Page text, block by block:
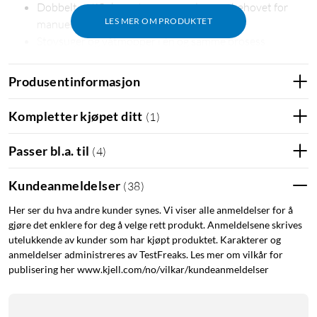
LES MER OM PRODUKTET
Dobbelt antiflokesystem som reduserer behovet for
manuell rengjøring
Støvsuger og våtmopper i én og samme prosess
Styres enkelt via appen med tidsinnstilling, soner og
justerbar sugekraft
Smart rengjøring med kraft og kontroll
Robotstøvsugeren kombinerer sterk sugestyrke med presis
smuss og støv fra både tepper og sprekker. Når roboten
opp støv og hår i dybden, og går deretter tilbake til normalt
nivå på harde gulv. Ved hjelp av avansert LiDAR-navigering
kartlegges hjemmet i sanntid og den mest effektive ruten
planlegges – rom for rom, sone for sone. Resultatet er et
Produsentinformasjon
Kompletter kjøpet ditt (1 )
Passer bl.a. til (4)
Kundeanmeldelser (38)
Her ser du hva andre kunder synes. Vi viser alle anmeldelser for å
gjøre det enklere for deg å velge rett produkt. Anmeldelsene skrives
utelukkende av kunder som har kjøpt produktet. Karakterer og
anmeldelser administreres av TestFreaks. Les mer om vilkår for
publisering her www.kjell.com/no/vilkar/kundeanmeldelser